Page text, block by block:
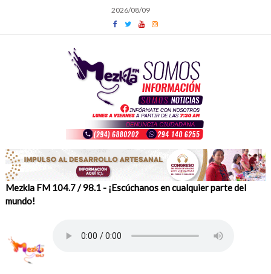
content
2026/08/09
Mezkla FM 104.7 / 98.1 - ¡Escúchanos en cualquier parte del
mundo!